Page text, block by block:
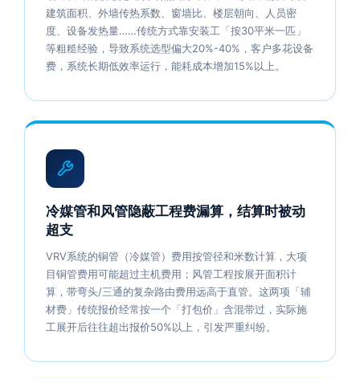
建筑面积、外墙传热系数、窗墙比、楼层朝向、人员密
度、设备发热量……传统方式靠安装工「按30平米一匹」
等粗糙经验，导致系统选型偏大20%-40%，客户多花设备
费，系统长期低效率运行，能耗成本增加15%以上。
冷媒管和风管隐蔽工程费漏算，结算时被动
超支
VRV系统的铜管（冷媒管）费用按管径和米数计算，大项
目铜管费用可能超过主机费用；风管工程按展开面积计
算，带弯头/三通的复杂路由费用远高于直管。这两项「辅
材费」传统报价经常按一个「打包价」含混带过，实际施
工展开后往往超出报价50%以上，引发严重纠纷。